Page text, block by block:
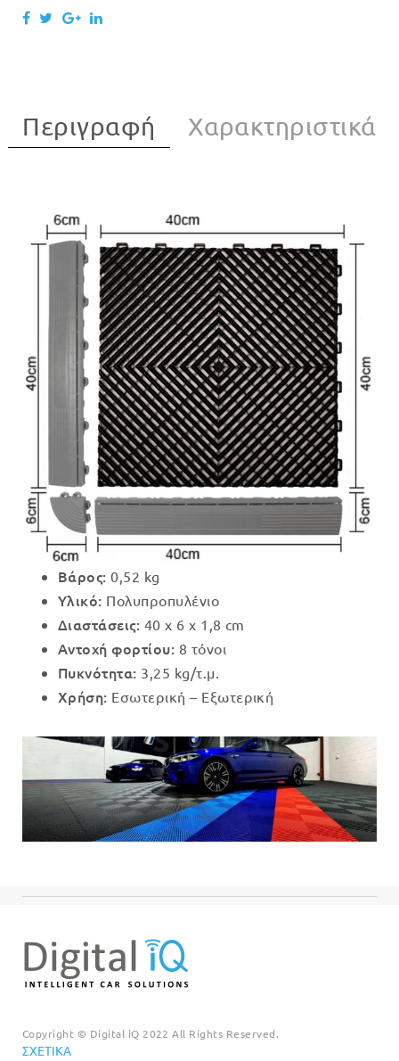
Περιγραφή Χαρακτηριστικά
Βάρος: 0,52 kg
Υλικό: Πολυπροπυλένιο
Διαστάσεις: 40 x 6 x 1,8 cm
Αντοχή φορτίου: 8 τόνοι
Πυκνότητα: 3,25 kg/τ.μ.
Χρήση: Εσωτερική – Εξωτερική
Copyright © Digital iQ 2022 All Rights Reserved.
ΣΧΕΤΙΚΆ